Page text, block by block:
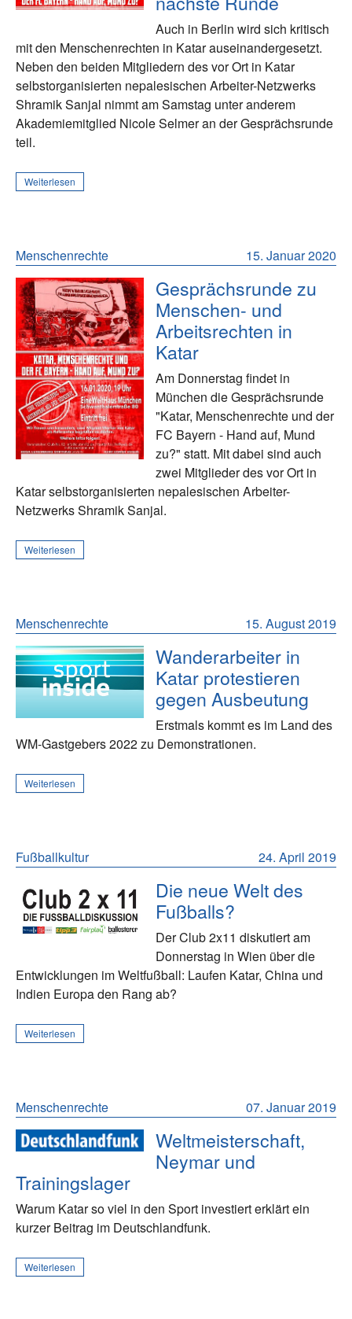
Auch in Berlin wird sich kritisch
mit den Menschenrechten in Katar auseinandergesetzt.
Neben den beiden Mitgliedern des vor Ort in Katar
selbstorganisierten nepalesischen Arbeiter-Netzwerks
Shramik Sanjal nimmt am Samstag unter anderem
Akademiemitglied Nicole Selmer an der Gesprächsrunde
teil.
Weiterlesen
15. Januar 2020
Menschenrechte
Gesprächsrunde zu
Menschen- und
Arbeitsrechten in
Katar
Am Donnerstag findet in
München die Gesprächsrunde
"Katar, Menschenrechte und der
FC Bayern - Hand auf, Mund
zu?" statt. Mit dabei sind auch
zwei Mitglieder des vor Ort in
Katar selbstorganisierten nepalesischen Arbeiter-
Netzwerks Shramik Sanjal.
Weiterlesen
15. August 2019
Menschenrechte
Wanderarbeiter in
Katar protestieren
gegen Ausbeutung
Erstmals kommt es im Land des
WM-Gastgebers 2022 zu Demonstrationen.
Weiterlesen
24. April 2019
Fußballkultur
Die neue Welt des
Fußballs?
Der Club 2x11 diskutiert am
Donnerstag in Wien über die
Entwicklungen im Weltfußball: Laufen Katar, China und
Indien Europa den Rang ab?
Weiterlesen
07. Januar 2019
Menschenrechte
Weltmeisterschaft,
Neymar und
Trainingslager
Warum Katar so viel in den Sport investiert erklärt ein
kurzer Beitrag im Deutschlandfunk.
Weiterlesen